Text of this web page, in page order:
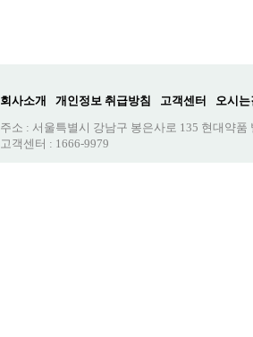
회사소개 개인정보 취급방침 고객센터
오시는
주소 : 서울특별시 강남구 봉은사로 135 현대약품
고객센터 : 1666-9979